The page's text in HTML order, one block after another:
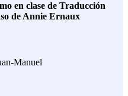
en clase de Traducción
de Annie Ernaux
Manuel